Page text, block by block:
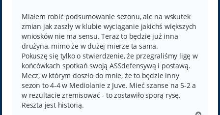
t
Miałem robić podsumowanie sezonu, ale na wskutek
zmian jak zaszły w klubie wyciąganie jakichś większych
wniosków nie ma sensu. Teraz to będzie już inna
drużyna, mimo że w dużej mierze ta sama.
Pokuszę się tylko o stwierdzenie, że przegraliśmy ligę w
końcówkach spotkań swoją ASSdefensywą i postawą.
Mecz, w którym doszło do mnie, że to będzie inny
sezon to 4-4 w Mediolanie z Juve. Mieć szanse na 5-2 a
w rezultacie zremisować - to zostawiło sporą rysę.
Reszta jest historią.